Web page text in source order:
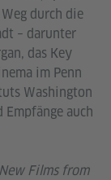
durch die
– darunter
das Key
im Penn
Washington
auch
New Films from